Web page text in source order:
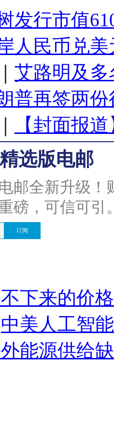
发行市值
人民币兑
艾路明及
普再签两
【封面报
选版电邮
邮全新升级
磅，可信可引
订阅
下来的价
中美人工智
能源供给